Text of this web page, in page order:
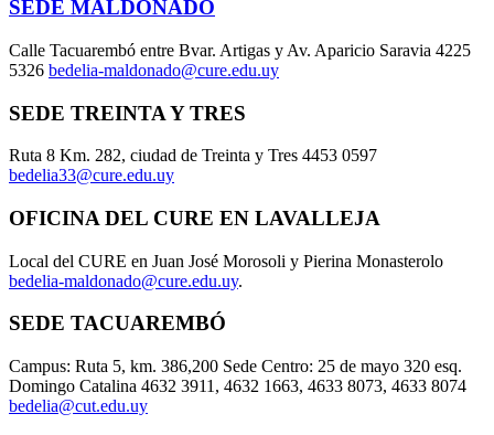
SEDE MALDONADO
Calle Tacuarembó entre Bvar. Artigas y Av. Aparicio Saravia 4225
5326 bedelia-maldonado@cure.edu.uy
SEDE TREINTA Y TRES
Ruta 8 Km. 282, ciudad de Treinta y Tres 4453 0597
bedelia33@cure.edu.uy
OFICINA DEL CURE EN LAVALLEJA
Local del CURE en Juan José Morosoli y Pierina Monasterolo
bedelia-maldonado@cure.edu.uy.
SEDE TACUAREMBÓ
Campus: Ruta 5, km. 386,200 Sede Centro: 25 de mayo 320 esq.
Domingo Catalina 4632 3911, 4632 1663, 4633 8073, 4633 8074
bedelia@cut.edu.uy